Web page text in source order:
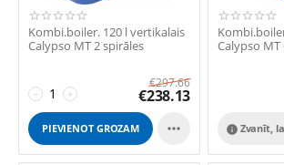
Kombi.boiler. 120 l vertikalais
Calypso MT 2 spirāles
+
−
€297.66
€238.13
PIEVIENOT GROZAM 
Calypso MT
Zvanīt,
